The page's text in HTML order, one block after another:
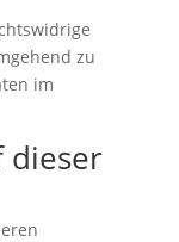
zu
im
dieser